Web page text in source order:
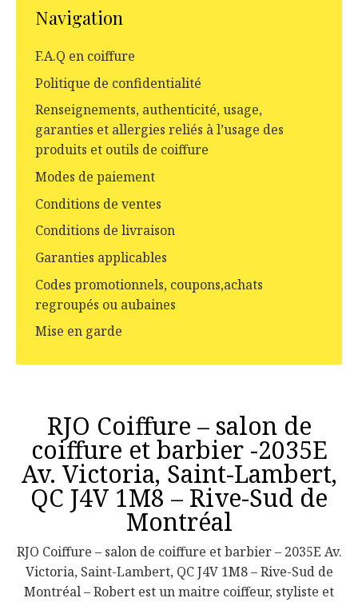
Navigation
F.A.Q en coiffure
Politique de confidentialité
Renseignements, authenticité, usage,
garanties et allergies reliés à l’usage des
produits et outils de coiffure
Modes de paiement
Conditions de ventes
Conditions de livraison
Garanties applicables
Codes promotionnels, coupons,achats
regroupés ou aubaines
Mise en garde
RJO Coiffure – salon de
coiffure et barbier -2035E
Av. Victoria, Saint-Lambert,
QC J4V 1M8 – Rive-Sud de
Montréal
RJO Coiffure – salon de coiffure et barbier – 2035E Av.
Victoria, Saint-Lambert, QC J4V 1M8 – Rive-Sud de
Montréal – Robert est un maitre coiffeur, styliste et